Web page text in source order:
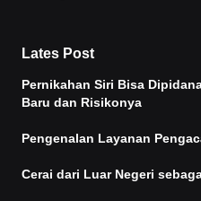
Lates Post
Pernikahan Siri Bisa
Baru dan Risikonya
Pengenalan Layanan
Cerai dari Luar Negeri